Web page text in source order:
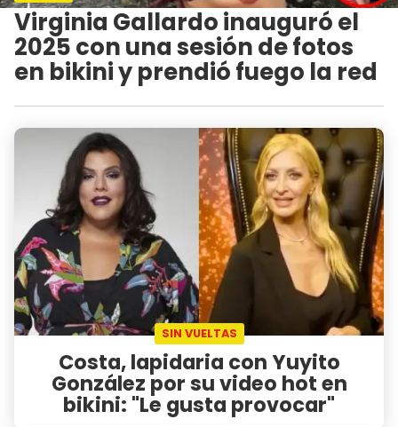
Virginia Gallardo inauguró el
2025 con una sesión de fotos
en bikini y prendió fuego la red
SIN VUELTAS
Costa, lapidaria con Yuyito
González por su video hot en
bikini: "Le gusta provocar"